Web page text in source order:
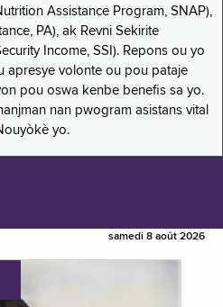
Assistance Program, SNAP),
PA), ak Revni Sekirite
Income, SSI). Repons ou yo
apresye volonte ou pou pataje
pou oswa kenbe benefis sa yo.
nan pwogram asistans vital
yo.
samedi 8 août 2026